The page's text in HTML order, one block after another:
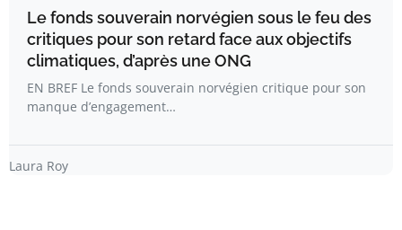
Le fonds souverain norvégien sous le feu des
critiques pour son retard face aux objectifs
climatiques, d’après une ONG
EN BREF Le fonds souverain norvégien critique pour son
manque d’engagement…
Laura Roy